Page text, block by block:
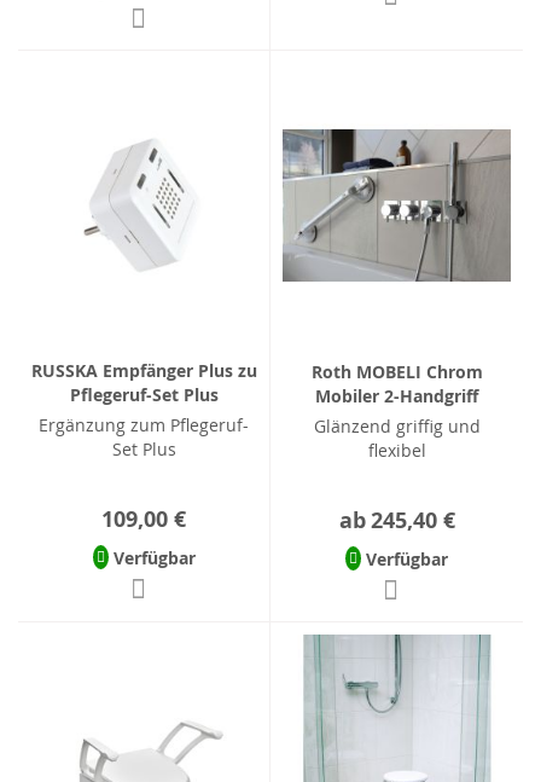
RUSSKA Empfänger Plus zu
Pflegeruf-Set Plus
Ergänzung zum Pflegeruf-
Set Plus
109,00 €
Verfügbar
Roth MOBELI Chrom
Mobiler 2-Handgriff
Glänzend griffig und
flexibel
ab245,40 €
Verfügbar